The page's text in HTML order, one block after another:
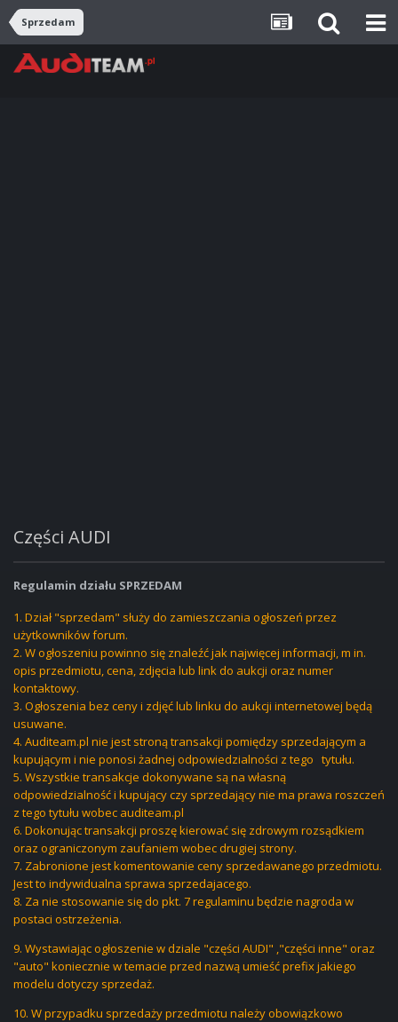
Sprzedam
Części AUDI
Regulamin działu SPRZEDAM
1. Dział "sprzedam" służy do zamieszczania ogłoszeń przez
użytkowników forum.
2. W ogłoszeniu powinno się znaleźć jak najwięcej informacji, m in.
opis przedmiotu, cena, zdjęcia lub link do aukcji oraz numer
kontaktowy.
3. Ogłoszenia bez ceny i zdjęć lub linku do aukcji internetowej będą
usuwane.
4. Auditeam.pl nie jest stroną transakcji pomiędzy sprzedającym a
kupującym i nie ponosi żadnej odpowiedzialności z tego tytułu.
5. Wszystkie transakcje dokonywane są na własną
odpowiedzialność i kupujący czy sprzedający nie ma prawa roszczeń
z tego tytułu wobec auditeam.pl
6. Dokonując transakcji proszę kierować się zdrowym rozsądkiem
oraz ograniczonym zaufaniem wobec drugiej strony.
7. Zabronione jest komentowanie ceny sprzedawanego przedmiotu.
Jest to indywidualna sprawa sprzedajacego.
8. Za nie stosowanie się do pkt. 7 regulaminu będzie nagroda w
postaci ostrzeżenia.
9. Wystawiając ogłoszenie w dziale "części AUDI" ,"części inne" oraz
"auto" koniecznie w temacie przed nazwą umieść prefix jakiego
modelu dotyczy sprzedaż.
10. W przypadku sprzedaży przedmiotu należy obowiązkowo